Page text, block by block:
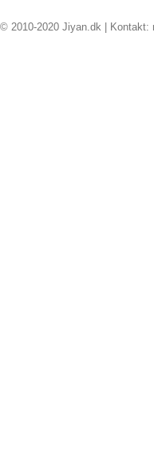
© 2010-2020 Jiyan.dk | Kontakt: